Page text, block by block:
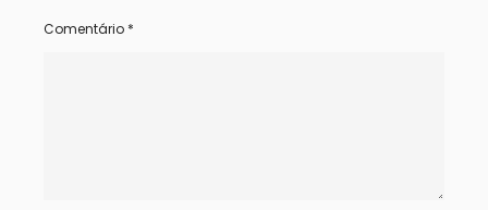
Comentário *